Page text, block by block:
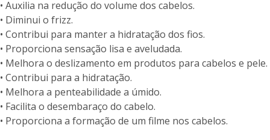
• Auxilia na redução do volume dos cabelos.
• Diminui o frizz.
• Contribui para manter a hidratação dos fios.
• Proporciona sensação lisa e aveludada.
• Melhora o deslizamento em produtos para cabelos e pele.
• Contribui para a hidratação.
• Melhora a penteabilidade a úmido.
• Facilita o desembaraço do cabelo.
• Proporciona a formação de um filme nos cabelos.